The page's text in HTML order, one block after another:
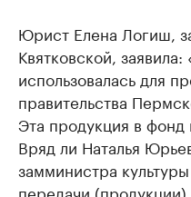
Юрист Елена Логиш,
Квятковской,
использовалась для
правительства
Эта продукция в фонд
Вряд ли Наталья
замминистра
передачи